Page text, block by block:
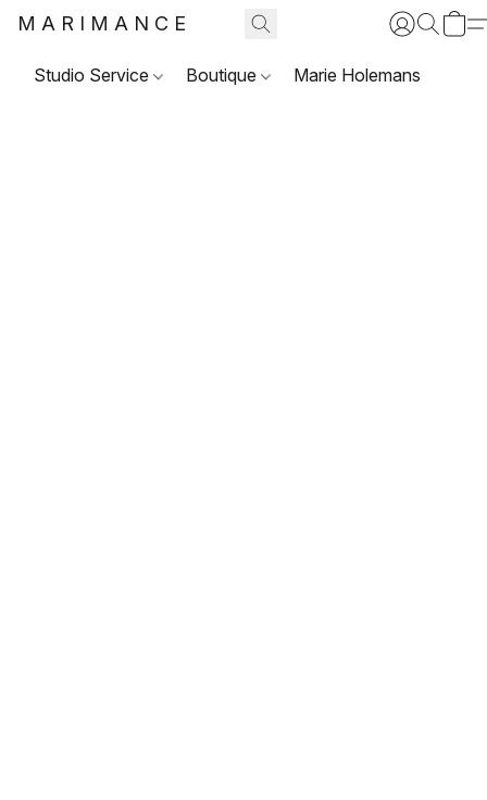
MARIMANCE
Studio Service Boutique Marie Holemans